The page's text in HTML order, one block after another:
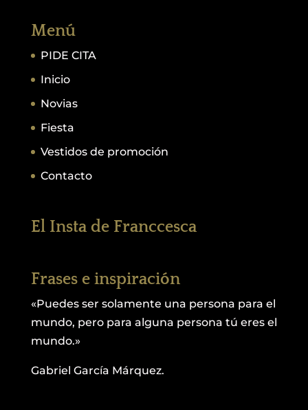
Menú
PIDE CITA
Inicio
Novias
Fiesta
Vestidos de promoción
Contacto
El Insta de Franccesca
Frases e inspiración
«Puedes ser solamente una persona para el
mundo, pero para alguna persona tú eres el
mundo.»
Gabriel García Márquez.